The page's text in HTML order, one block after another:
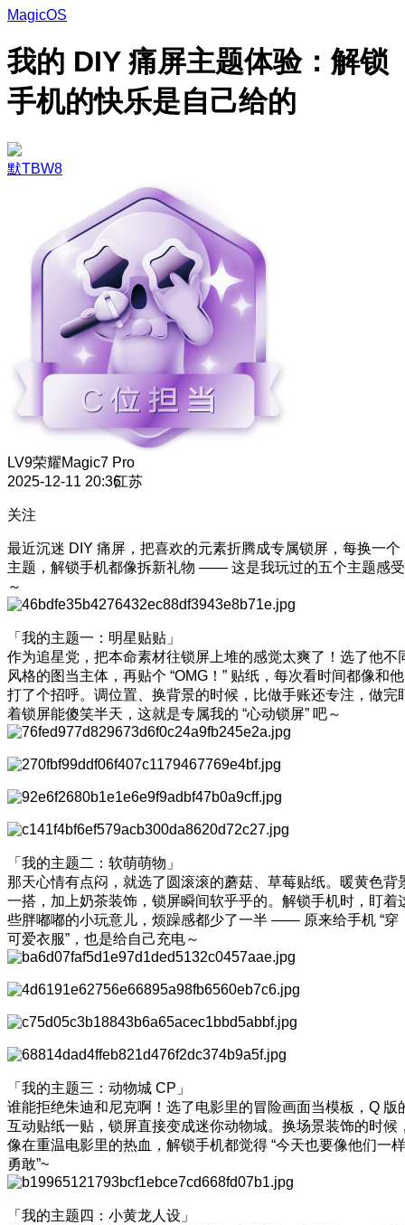
MagicOS
我的 DIY 痛屏主题体验：解锁
手机的快乐是自己给的
默TBW8
LV9荣耀Magic7 Pro
2025-12-11 20:36江苏
关注
最近沉迷 DIY 痛屏，把喜欢的元素折腾成专属锁屏，每换一个
主题，解锁手机都像拆新礼物 —— 这是我玩过的五个主题感受
～
「我的主题一：明星贴贴」
作为追星党，把本命素材往锁屏上堆的感觉太爽了！选了他不
风格的图当主体，再贴个 “OMG！” 贴纸，每次看时间都像和他
打了个招呼。调位置、换背景的时候，比做手账还专注，做完
着锁屏能傻笑半天，这就是专属我的 “心动锁屏” 吧～
「我的主题二：软萌萌物」
那天心情有点闷，就选了圆滚滚的蘑菇、草莓贴纸。暖黄色背
一搭，加上奶茶装饰，锁屏瞬间软乎乎的。解锁手机时，盯着
些胖嘟嘟的小玩意儿，烦躁感都少了一半 —— 原来给手机 “穿
可爱衣服”，也是给自己充电～
「我的主题三：动物城 CP」
谁能拒绝朱迪和尼克啊！选了电影里的冒险画面当模板，Q 版
互动贴纸一贴，锁屏直接变成迷你动物城。换场景装饰的时候
像在重温电影里的热血，解锁手机都觉得 “今天也要像他们一样
勇敢”~
「我的主题四：小黄龙人设」